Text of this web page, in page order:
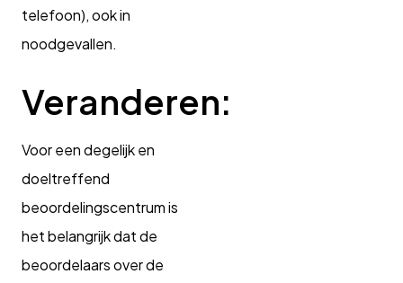
telefoon), ook in
noodgevallen.
Veranderen:
Voor een degelijk en
doeltreffend
beoordelingscentrum is
het belangrijk dat de
beoordelaars over de